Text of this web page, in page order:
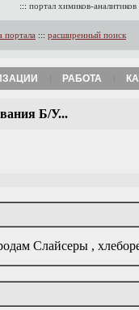
::: портал химиков-аналитиков
портала ::: расширенный поиск
РАБОТА
Б/У...
Слайсеры ,